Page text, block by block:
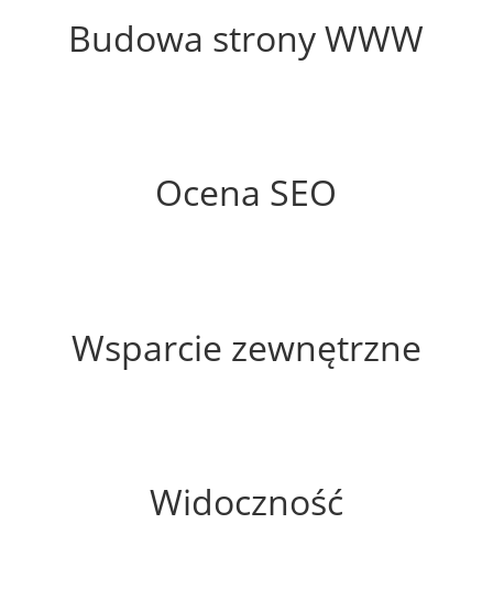
Budowa strony WWW
Ocena SEO
Wsparcie zewnętrzne
Widoczność